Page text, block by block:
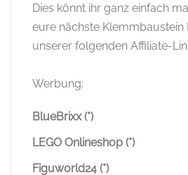
Dies könnt ihr ganz einfach
eure nächste Klemmbaustein
unserer folgenden Affiliate-
Werbung:
BlueBrixx (*)
LEGO Onlineshop (*)
Figuworld24 (*)